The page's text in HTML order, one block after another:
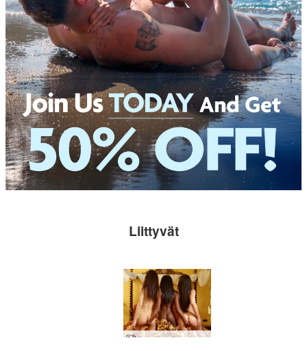
Liittyvät
Candice Caprice ja Valerie kolmikko